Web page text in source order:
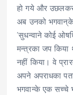
हो गये और
अब उनको भगवान्‌के
‘सुधन्वाने कोई
मन्त्रका जप किया
नहीं किया। वे
अपने अपराधका
भगवान्के एक सच्चे